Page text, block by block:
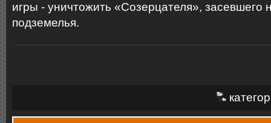
игры - уничтожить «Созерцателя», засевшего
подземелья.